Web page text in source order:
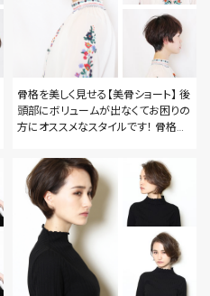
骨格を美しく見せる【美骨ショート】 後
頭部にボリュームが出なくてお困りの
方にオススメなスタイルです！ 骨格や
ら見ても美しいヘアスタイルをご提案
します！